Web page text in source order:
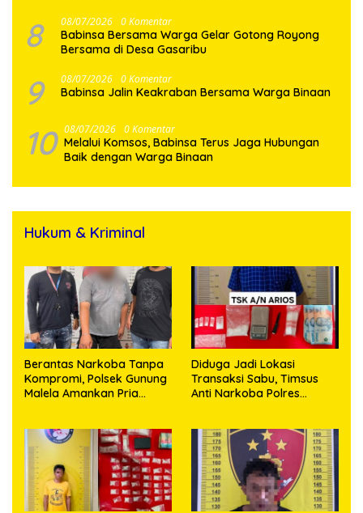
8 08/07/2026 0 Komentar
Babinsa Bersama Warga Gelar Gotong Royong
Bersama di Desa Gasaribu
9 08/07/2026 0 Komentar
Babinsa Jalin Keakraban Bersama Warga Binaan
10 08/07/2026 0 Komentar
Melalui Komsos, Babinsa Terus Jaga Hubungan
Baik dengan Warga Binaan
Hukum & Kriminal
Berantas Narkoba Tanpa
Kompromi, Polsek Gunung
Malela Amankan Pria
Diduga Jadi Lokasi
Transaksi Sabu, Timsus
Anti Narkoba Polres
63,67 Gram Sabu